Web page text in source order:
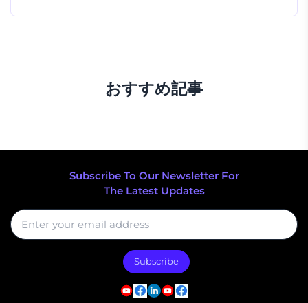
おすすめ記事
Subscribe To Our Newsletter For
The Latest Updates
Subscribe